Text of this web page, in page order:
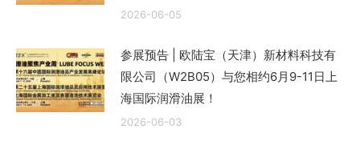
2026-06-05
参展预告 | 欧陆宝（天津）新材料科技有
限公司（W2B05）与您相约6月9-11日上
海国际润滑油展！
2026-06-03